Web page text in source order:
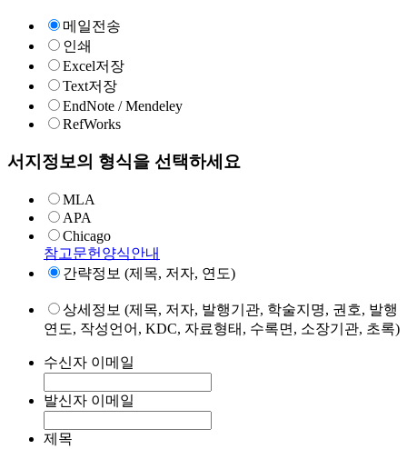
메일전송
인쇄
Excel저장
Text저장
EndNote / Mendeley
RefWorks
서지정보의 형식을 선택하세요
MLA
APA
Chicago
참고문헌양식안내
간략정보 (제목, 저자, 연도)
상세정보 (제목, 저자, 발행기관, 학술지명, 권호, 발행
연도, 작성언어, KDC, 자료형태, 수록면, 소장기관, 초록)
수신자 이메일
발신자 이메일
제목